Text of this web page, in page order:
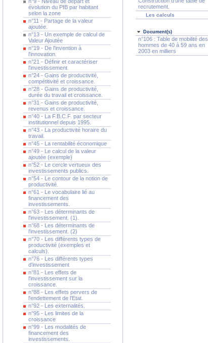
évolution du PIB par habitant
selon la zone
n°11 - Partage de la valeur
ajoutée.
n°13 - Un exemple de calcul de
Valeur Ajoutée
n°19 - De l'invention à
l'innovation.
n°21 - Définir et caractériser
l'investissement
n°24 - Gains de productivité,
compétitivité et croissance.
n°28 - Gains de productivité,
durée du travail et croissance.
n°31 - Gains de productivité,
revenus et croissance.
n°40 - La F.B.C.F. par secteur
institutionnel depuis 1995.
n°43 - La productivité horaire du
travail.
n°45 - La rentabilité économique
n°49 - Le calcul de la valeur
ajoutée (exemple)
n°52 - Le cercle vertueux des
investissements publics.
n°54 - Le contour de la notion de
productivité.
n°61 - Le vocabulaire lié au
financement des
investissements.
n°63 - Les déterminants de
l'investissement. (1).
n°68 - Les déterminants de
l'investissement. (2)
n°70 - Les différents types de
productivité (exemples et
calculs).
n°76 - Les différents types
d'investissement
n°81 - Les effets de
l'investissement sur la
croissance.
n°88 - Les effets pervers de
l'endettement de l'Etat.
n°92 - Les externalités.
n°95 - Les limites de la
croissance
n°99 - Les modalités de
financement des
investissements.
recrutement.
Les calculs
Document(s)
n°106 : Table de mobilité des
hommes de 40 à 59 ans en
2003 en milliers